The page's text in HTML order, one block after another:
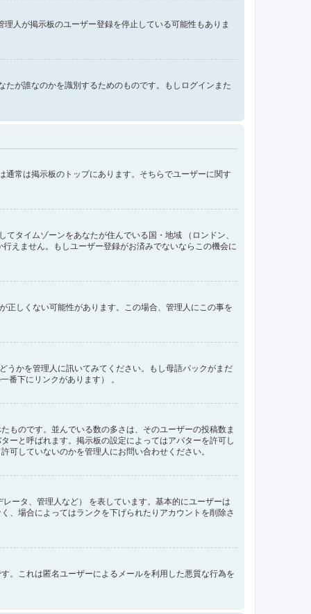
人が掲示板のユーザー登録を停止している可能性もありま
が誰なのかを識別するためのものです。もしログインまた
常は掲示板のトップにあります。そちらでユーザーに関す
タイムゾーンをあなたが住んでいる国・地域 （ロンドン、
えません。もしユーザー登録がお済みでないならこの機会に
正しくない可能性があります。この場合、管理人にこの事を
うかを管理人に訊いてみてください。もし母語パックがまだ
番下にリンクがあります） 。
ものです。並んでいる数の多さは、そのユーザーの投稿数ま
ーと呼ばれます。掲示板の設定によってはアバターを許可し
していないのかを管理人にお問い合わせください。
ータ、管理人など） を表しています。基本的にユーザーは
、場合によってはランクを下げられたりアカウントを削除さ
。これは匿名ユーザーによるメールを利用した悪質な行為を